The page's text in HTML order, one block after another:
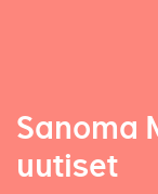
Sanoma
uutiset